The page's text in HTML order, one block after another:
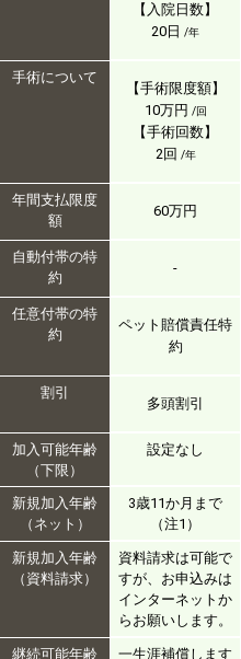
【入院日数】
20日 /年
手術について
【手術限度額】
10万円 /回
【手術回数】
2回 /年
年間支払限度
額
60万円
自動付帯の特
約
-
任意付帯の特
約
ペット賠償責任特
約
割引
多頭割引
加入可能年齢
（下限）
設定なし
新規加入年齢
（ネット）
3歳11か月まで
（注1）
新規加入年齢
（資料請求）
資料請求は可能で
すが、お申込みは
インターネットか
らお願いします。
継続可能年齢 一生涯補償します